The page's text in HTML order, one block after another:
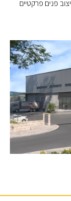
פנים פרקטיים